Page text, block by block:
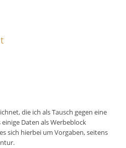
die ich als Tausch gegen eine
Daten als Werbeblock
sich hierbei um Vorgaben, seitens